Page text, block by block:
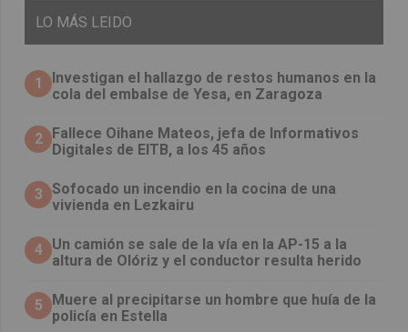
LO MÁS LEIDO
1
Investigan el hallazgo de restos humanos en la
cola del embalse de Yesa, en Zaragoza
2 Fallece Oihane Mateos, jefa de Informativos
Digitales de EITB, a los 45 años
3 Sofocado un incendio en la cocina de una
vivienda en Lezkairu
4 Un camión se sale de la vía en la AP-15 a la
altura de Olóriz y el conductor resulta herido
5
Muere al precipitarse un hombre que huía de la
policía en Estella